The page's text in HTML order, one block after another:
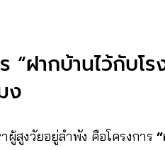
ฝากบ้านไว้กับโร
ง
สูงวัยอยู่ลำพัง คือโครงการ